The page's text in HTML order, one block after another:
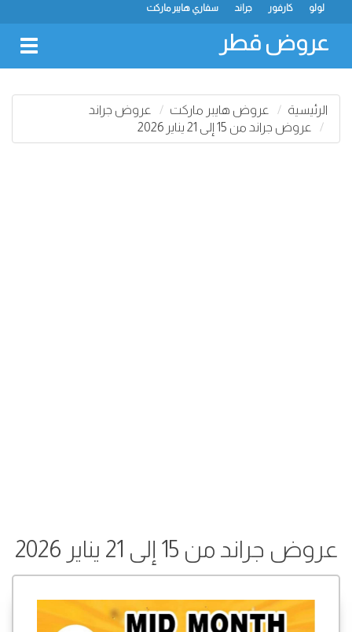
سفاري هايبر ماركت جراند كارفور لولو
عروض قطر
الرئيسية عروض هايبر ماركت
عروض جراند
عروض جراند من 15 إلى 21 يناير 2026
عروض جراند من 15 إلى 21 يناير 2026